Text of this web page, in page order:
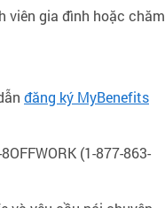
viên gia đình hoặc chăm
đăng ký MyBenefits
(1-877-863-